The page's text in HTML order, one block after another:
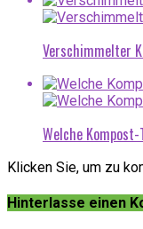
Verschimmelter
Welche
Klicken Sie, um zu
Hinterlasse einen